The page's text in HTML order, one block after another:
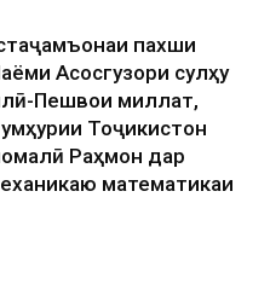
пахши
Асосгузори сулҳу
Пешвои миллат,
Тоҷикистон
Раҳмон дар
математикаи